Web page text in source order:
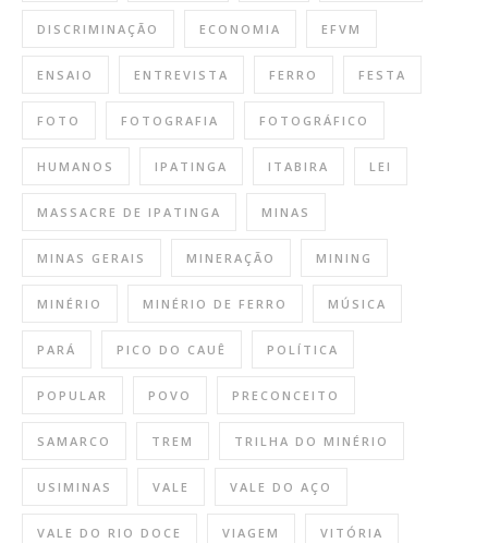
DISCRIMINAÇÃO ECONOMIA EFVM
ENSAIO ENTREVISTA FERRO FESTA
FOTO FOTOGRAFIA FOTOGRÁFICO
HUMANOS IPATINGA ITABIRA LEI
MASSACRE DE IPATINGA MINAS
MINAS GERAIS MINERAÇÃO MINING
MINÉRIO MINÉRIO DE FERRO MÚSICA
PARÁ PICO DO CAUÊ POLÍTICA
POPULAR POVO PRECONCEITO
SAMARCO TREM TRILHA DO MINÉRIO
USIMINAS VALE VALE DO AÇO
VALE DO RIO DOCE VIAGEM VITÓRIA